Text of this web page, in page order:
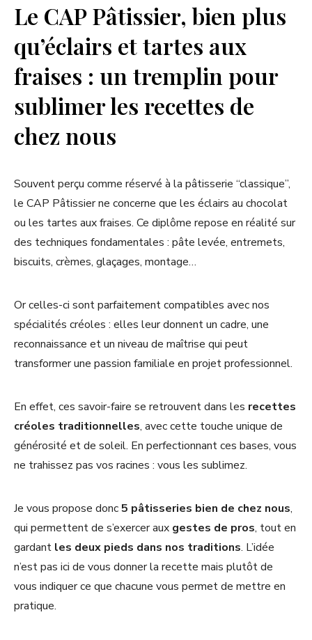
Le CAP Pâtissier, bien plus
qu’éclairs et tartes aux
fraises : un tremplin pour
sublimer les recettes de
chez nous
Souvent perçu comme réservé à la pâtisserie “classique”,
le CAP Pâtissier ne concerne que les éclairs au chocolat
ou les tartes aux fraises. Ce diplôme repose en réalité sur
des techniques fondamentales : pâte levée, entremets,
biscuits, crèmes, glaçages, montage…
Or celles-ci sont parfaitement compatibles avec nos
spécialités créoles : elles leur donnent un cadre, une
reconnaissance et un niveau de maîtrise qui peut
transformer une passion familiale en projet professionnel.
En effet, ces savoir-faire se retrouvent dans les recettes
créoles traditionnelles, avec cette touche unique de
générosité et de soleil. En perfectionnant ces bases, vous
ne trahissez pas vos racines : vous les sublimez.
Je vous propose donc5 pâtisseries bien de chez nous,
qui permettent de s’exercer aux gestes de pros, tout en
gardant les deux pieds dans nos traditions. L’idée
n’est pas ici de vous donner la recette mais plutôt de
vous indiquer ce que chacune vous permet de mettre en
pratique.